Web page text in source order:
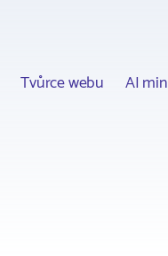
Tvůrce webu AI